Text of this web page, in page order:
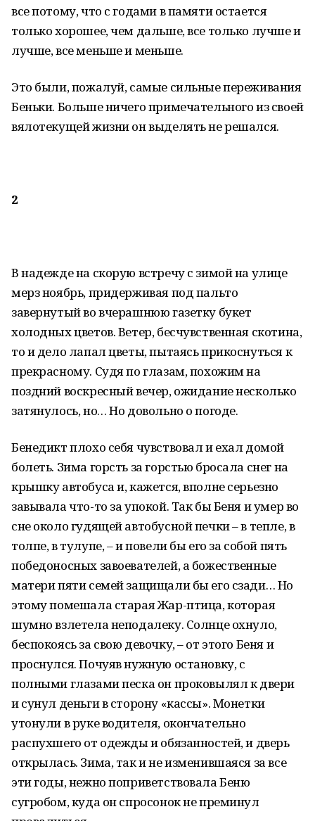
все потому, что с годами в памяти остается
только хорошее, чем дальше, все только лучше и
лучше, все меньше и меньше.
Это были, пожалуй, самые сильные переживания
Беньки. Больше ничего примечательного из своей
вялотекущей жизни он выделять не решался.
2
В надежде на скорую встречу с зимой на улице
мерз ноябрь, придерживая под пальто
завернутый во вчерашнюю газетку букет
холодных цветов. Ветер, бесчувственная скотина,
то и дело лапал цветы, пытаясь прикоснуться к
прекрасному. Судя по глазам, похожим на
поздний воскресный вечер, ожидание несколько
затянулось, но… Но довольно о погоде.
Бенедикт плохо себя чувствовал и ехал домой
болеть. Зима горсть за горстью бросала снег на
крышку автобуса и, кажется, вполне серьезно
завывала что-то за упокой. Так бы Беня и умер во
сне около гудящей автобусной печки – в тепле, в
толпе, в тулупе, – и повели бы его за собой пять
победоносных завоевателей, а божественные
матери пяти семей защищали бы его сзади… Но
этому помешала старая Жар-птица, которая
шумно взлетела неподалеку. Солнце охнуло,
беспокоясь за свою девочку, – от этого Беня и
проснулся. Почуяв нужную остановку, с
полными глазами песка он проковылял к двери
и сунул деньги в сторону «кассы». Монетки
утонули в руке водителя, окончательно
распухшего от одежды и обязанностей, и дверь
открылась. Зима, так и не изменившаяся за все
эти годы, нежно поприветствовала Беню
сугробом, куда он спросонок не преминул